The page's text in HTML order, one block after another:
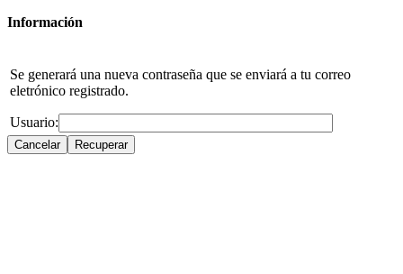
Información
Se generará una nueva contraseña que se enviará a tu correo
eletrónico registrado.
Usuario: